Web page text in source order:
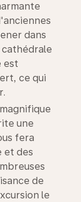
dans
cathédrale
est
ce qui
une
fera
et des
de
le